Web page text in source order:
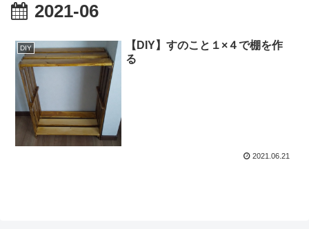
2021-06
DIY
【DIY】すのこと１×４で棚を作
る
2021.06.21